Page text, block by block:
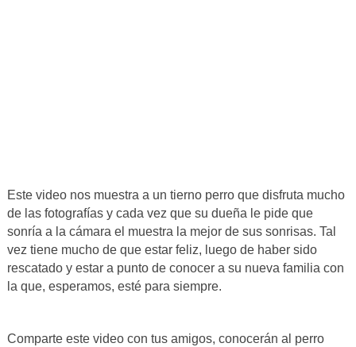
Este video nos muestra a un tierno perro que disfruta mucho
de las fotografías y cada vez que su dueña le pide que
sonría a la cámara el muestra la mejor de sus sonrisas. Tal
vez tiene mucho de que estar feliz, luego de haber sido
rescatado y estar a punto de conocer a su nueva familia con
la que, esperamos, esté para siempre.
Comparte este video con tus amigos, conocerán al perro